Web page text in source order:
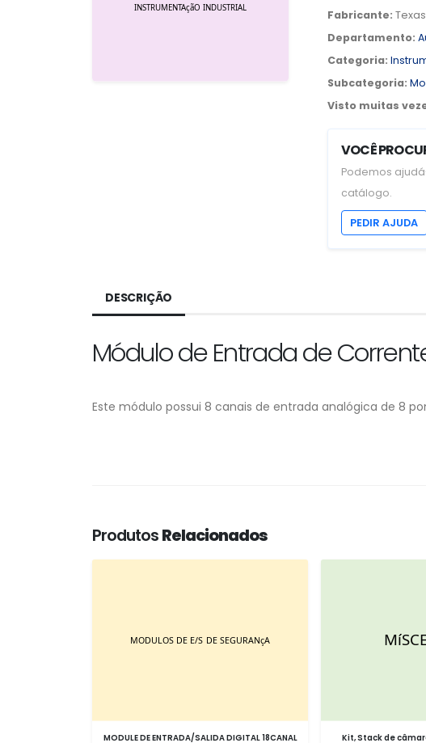
Fabricante:
Departamento:
Categoria:
Subcategoria:
Visto muitas
VOCÊ
Podemos
catálogo.
PEDIR AJUDA
DESCRIÇÃO
Módulo de Entrada de
Este módulo possui 8 canais de entrada analógica de 8
ProdutosRelacionados
MODULE DE ENTRADA/SALIDA DIGITAL 18CANAL
Kit, Stack de